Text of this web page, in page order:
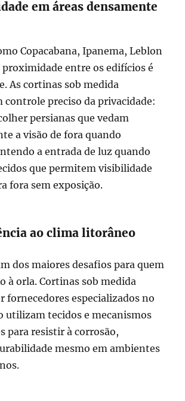
em áreas densamente
Copacabana, Ipanema, Leblon
proximidade entre os edifícios é
As cortinas sob medida
controle preciso da privacidade:
persianas que vedam
a visão de fora quando
a entrada de luz quando
que permitem visibilidade
fora sem exposição.
ao clima litorâneo
dos maiores desafios para quem
à orla. Cortinas sob medida
fornecedores especializados no
utilizam tecidos e mecanismos
para resistir à corrosão,
mesmo em ambientes